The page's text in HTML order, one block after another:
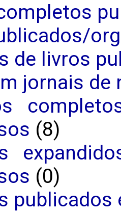
de livros
jornais
(8)
(0)